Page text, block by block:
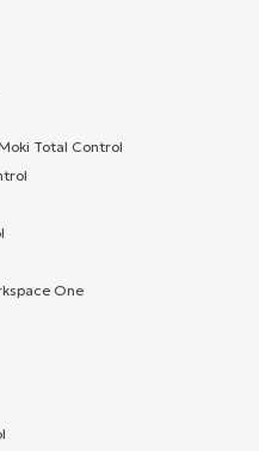
Total Control
One